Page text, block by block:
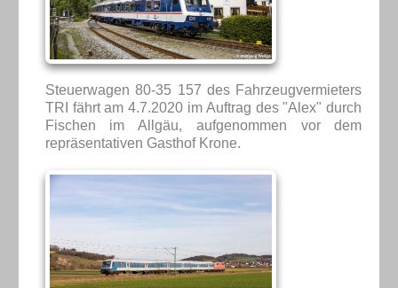
Steuerwagen 80-35 157 des Fahrzeugvermieters
TRI fährt am 4.7.2020 im Auftrag des "Alex" durch
Fischen im Allgäu, aufgenommen vor dem
repräsentativen Gasthof Krone.